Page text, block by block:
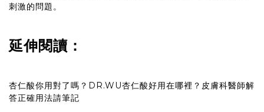
刺激的問題。
延伸閱讀：
杏仁酸你用對了嗎？DR.WU杏仁酸好用在哪裡？皮膚科醫師解
答正確用法請筆記